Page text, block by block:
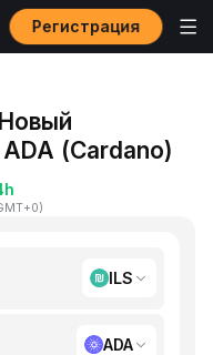
Регистрация
(Cardano)
)
ILS
ADA